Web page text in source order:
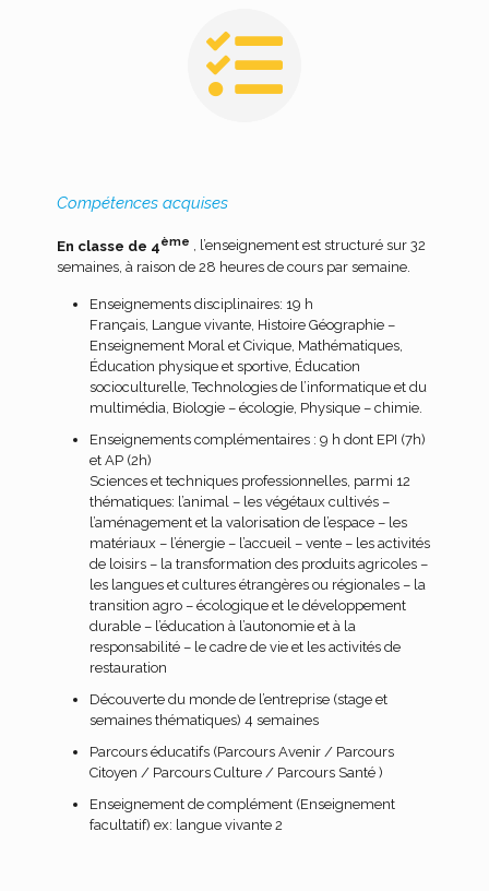
Compétences acquises
En classe de 4ème , l’enseignement est structuré sur 32
semaines, à raison de 28 heures de cours par semaine.
Enseignements disciplinaires: 19 h
Français, Langue vivante, Histoire Géographie –
Enseignement Moral et Civique, Mathématiques,
Éducation physique et sportive, Éducation
socioculturelle, Technologies de l’informatique et du
multimédia, Biologie – écologie, Physique – chimie.
Enseignements complémentaires : 9 h dont EPI (7h)
et AP (2h)
Sciences et techniques professionnelles, parmi 12
thématiques: l’animal – les végétaux cultivés –
l’aménagement et la valorisation de l’espace – les
matériaux – l’énergie – l’accueil – vente – les activités
de loisirs – la transformation des produits agricoles –
les langues et cultures étrangères ou régionales – la
transition agro – écologique et le développement
durable – l’éducation à l’autonomie et à la
responsabilité – le cadre de vie et les activités de
restauration
Découverte du monde de l’entreprise (stage et
semaines thématiques) 4 semaines
Parcours éducatifs (Parcours Avenir / Parcours
Citoyen / Parcours Culture / Parcours Santé )
Enseignement de complément (Enseignement
facultatif) ex: langue vivante 2